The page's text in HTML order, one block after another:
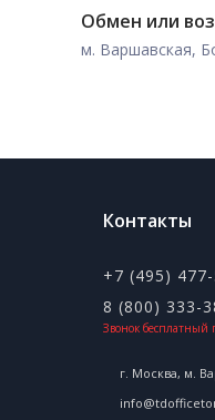
Обмен или
м. Варшавская,
Контакты
+7 (495)
8 (800) 333-
Звонок бесплатный
г. Москва, м.